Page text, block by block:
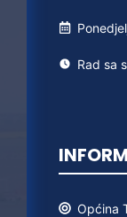
Rad sa
Općina